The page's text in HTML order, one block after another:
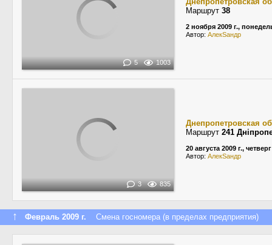
5 1003
Маршрут 38
2 ноября 2009 г.,
Автор: АлекSандр
3 835
Днепропетровская
Маршрут 241
20 августа 2009 г., четверг
Автор: АлекSандр
↑ Февраль 2009 г. Смена госномера (в пределах предприятия)